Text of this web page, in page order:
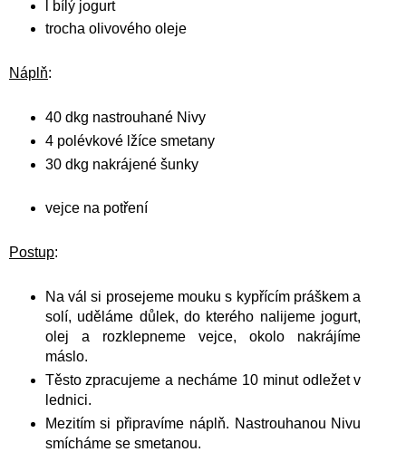
l bílý jogurt
trocha olivového oleje
Náplň:
40 dkg nastrouhané Nivy
4 polévkové lžíce smetany
30 dkg nakrájené šunky
vejce na potření
Postup:
Na vál si prosejeme mouku s kypřícím práškem a
solí, uděláme důlek, do kterého nalijeme jogurt,
olej a rozklepneme vejce, okolo nakrájíme
máslo.
Těsto zpracujeme a necháme 10 minut odležet v
lednici.
Mezitím si připravíme náplň. Nastrouhanou Nivu
smícháme se smetanou.